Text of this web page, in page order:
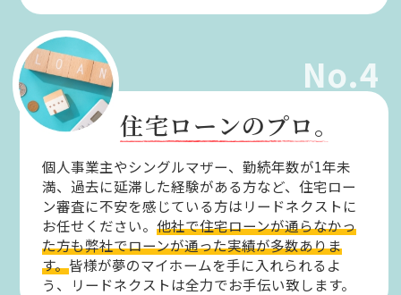
No.4
住宅ローンのプロ。
個人事業主やシングルマザー、勤続年数が1年未
満、過去に延滞した経験がある方など、住宅ロー
ン審査に不安を感じている方はリードネクストに
お任せください。他社で住宅ローンが通らなかっ
た方も弊社でローンが通った実績が多数ありま
す。皆様が夢のマイホームを手に入れられるよ
う、リードネクストは全力でお手伝い致します。